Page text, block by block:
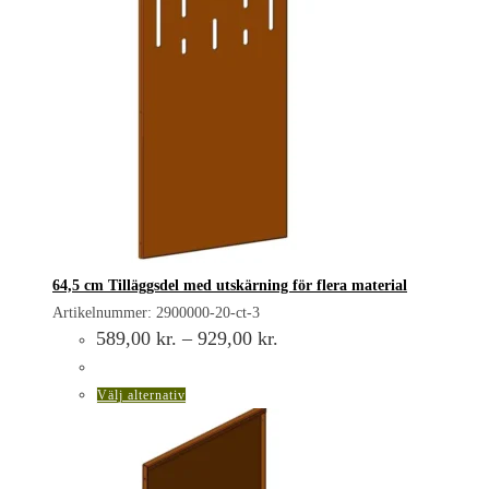
64,5 cm Tilläggsdel med utskärning för flera material
Artikelnummer: 2900000-20-ct-3
589,00 kr. – 929,00 kr.
Välj alternativ
produkten